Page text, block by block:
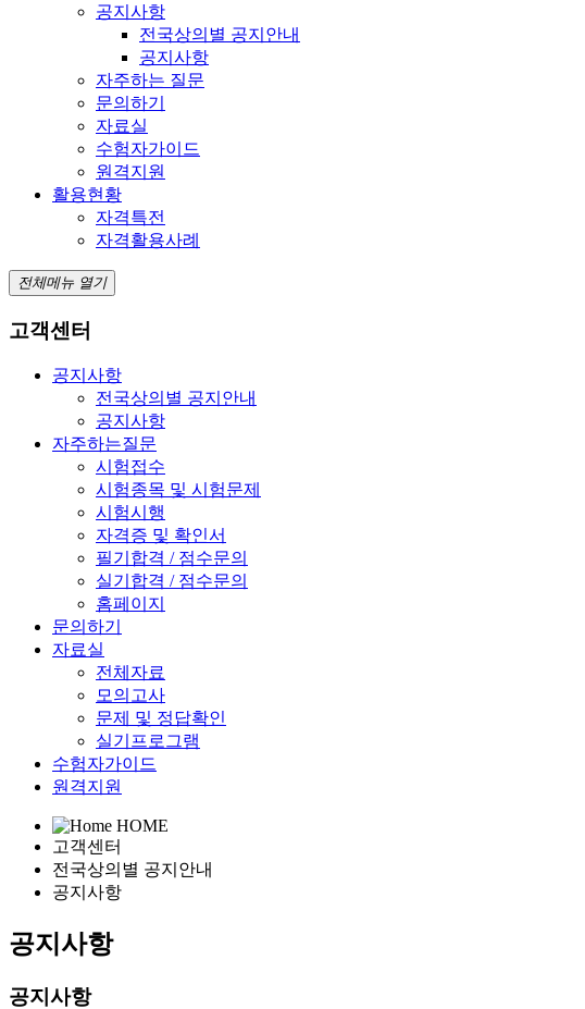
공지사항
전국상의별 공지안내
공지사항
자주하는 질문
문의하기
자료실
수험자가이드
원격지원
활용현황
자격특전
자격활용사례
전체메뉴 열기
고객센터
공지사항
전국상의별 공지안내
공지사항
자주하는질문
시험접수
시험종목 및 시험문제
시험시행
자격증 및 확인서
필기합격 / 점수문의
실기합격 / 점수문의
홈페이지
문의하기
자료실
전체자료
모의고사
문제 및 정답확인
실기프로그램
수험자가이드
원격지원
HOME
고객센터
전국상의별 공지안내
공지사항
공지사항
공지사항